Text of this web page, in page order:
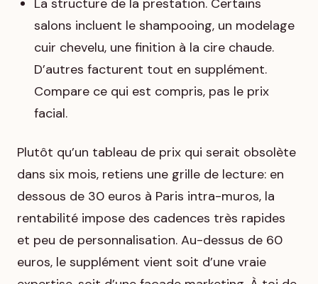
La structure de la prestation. Certains
salons incluent le shampooing, un modelage
cuir chevelu, une finition à la cire chaude.
D’autres facturent tout en supplément.
Compare ce qui est compris, pas le prix
facial.
Plutôt qu’un tableau de prix qui serait obsolète
dans six mois, retiens une grille de lecture: en
dessous de 30 euros à Paris intra-muros, la
rentabilité impose des cadences très rapides
et peu de personnalisation. Au-dessus de 60
euros, le supplément vient soit d’une vraie